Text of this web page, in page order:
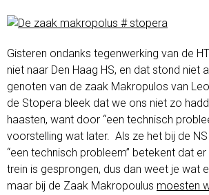
Gisteren ondanks tegenwerking van de
niet naar Den Haag HS, en dat stond niet
genoten van de zaak Makropulos van
de Stopera bleek dat we ons niet zo
haasten, want door “een technisch
voorstelling wat later. Als ze het bij de
“een technisch probleem” betekent dat
trein is gesprongen, dus dan weet je wat
maar bij de Zaak Makropoulus moesten